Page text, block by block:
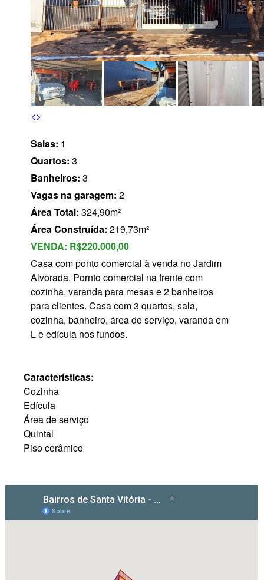
<>
Salas: 1
Quartos: 3
Banheiros: 3
Vagas na garagem: 2
Área Total: 324,90m²
Área Construída: 219,73m²
VENDA: R$220.000,00
Casa com ponto comercial à venda no Jardim
Alvorada. Pornto comercial na frente com
cozinha, varanda para mesas e 2 banheiros
para clientes. Casa com 3 quartos, sala,
cozinha, banheiro, área de serviço, varanda em
L e edícula nos fundos.
Características:
Cozinha
Edícula
Área de serviço
Quintal
Piso cerâmico